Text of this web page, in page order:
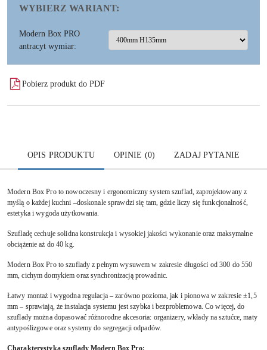
WYBIERZ WARIANT:
Modern Box PRO
antracyt wymiar:
Pobierz produkt do PDF
OPIS PRODUKTU OPINIE (0) ZADAJ PYTANIE
Modern Box Pro to nowoczesny i ergonomiczny system szuflad, zaprojektowany z
myślą o każdej kuchni –doskonale sprawdzi się tam, gdzie liczy się funkcjonalność,
estetyka i wygoda użytkowania.
Szufladę cechuje solidna konstrukcja i wysokiej jakości wykonanie oraz maksymalne
obciążenie aż do 40 kg.
Modern Box Pro to szuflady z pełnym wysuwem w zakresie długości od 300 do 550
mm, cichym domykiem oraz synchronizacją prowadnic.
Łatwy montaż i wygodna regulacja – zarówno pozioma, jak i pionowa w zakresie ±1,5
mm – sprawiają, że instalacja systemu jest szybka i bezproblemowa. Co więcej, do
szuflady można dopasować różnorodne akcesoria: organizery, wkłady na sztućce, maty
antypoślizgowe oraz systemy do segregacji odpadów.
Charakterystyka szuflady Modern Box Pro: